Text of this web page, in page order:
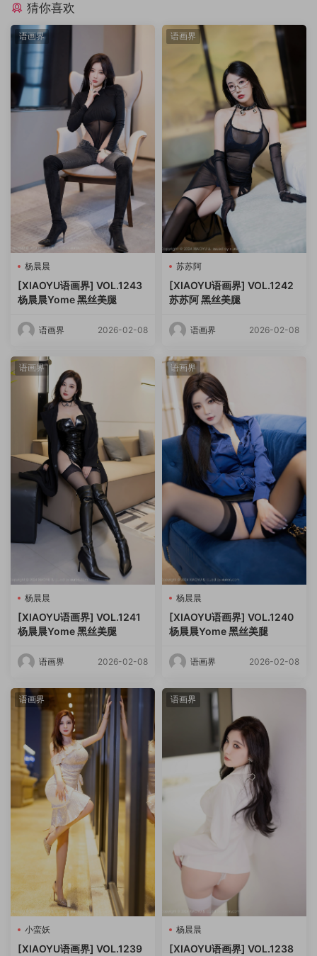
猜你喜欢
语画界
杨晨晨
[XIAOYU语画界] VOL.1243
杨晨晨Yome 黑丝美腿
语画界 2026-02-08
语画界
苏苏阿
[XIAOYU语画界] VOL.1242
苏苏阿 黑丝美腿
语画界 2026-02-08
语画界
杨晨晨
[XIAOYU语画界] VOL.1241
杨晨晨Yome 黑丝美腿
语画界 2026-02-08
语画界
杨晨晨
[XIAOYU语画界] VOL.1240
杨晨晨Yome 黑丝美腿
语画界 2026-02-08
语画界
小蛮妖
[XIAOYU语画界] VOL.1239
语画界
杨晨晨
[XIAOYU语画界] VOL.1238